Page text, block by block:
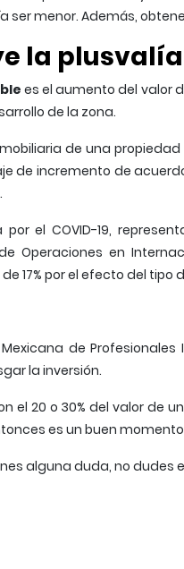
ser menor. Además,
la plusvalía
es el aumento del valor
de la zona.
de una
de incremento de
el COVID-19,
Operaciones en
17% por el efecto del
de
la inversión.
el 20 o 30% del valor
es un buen
alguna duda, no dudes